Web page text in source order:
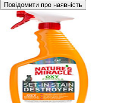
Повідомити про наявність